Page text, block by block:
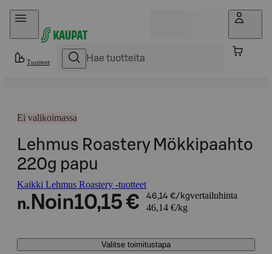
Hyppää sisältöön
Tuotteet
Ei valikoimassa
Lehmus Roastery Mökkipaahto
220g papu
Kaikki Lehmus Roastery -tuotteet
n. Noin10,15 € 46,14 €/kgvertailuhinta
46,14 €/kg
Valitse toimitustapa